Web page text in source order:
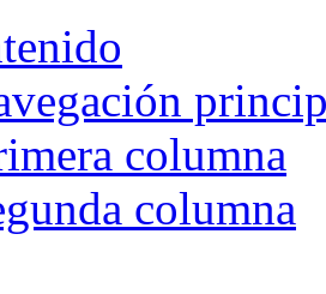
columna
columna